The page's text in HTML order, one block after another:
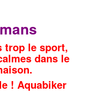
trop le sport,
dans le
! Aquabiker